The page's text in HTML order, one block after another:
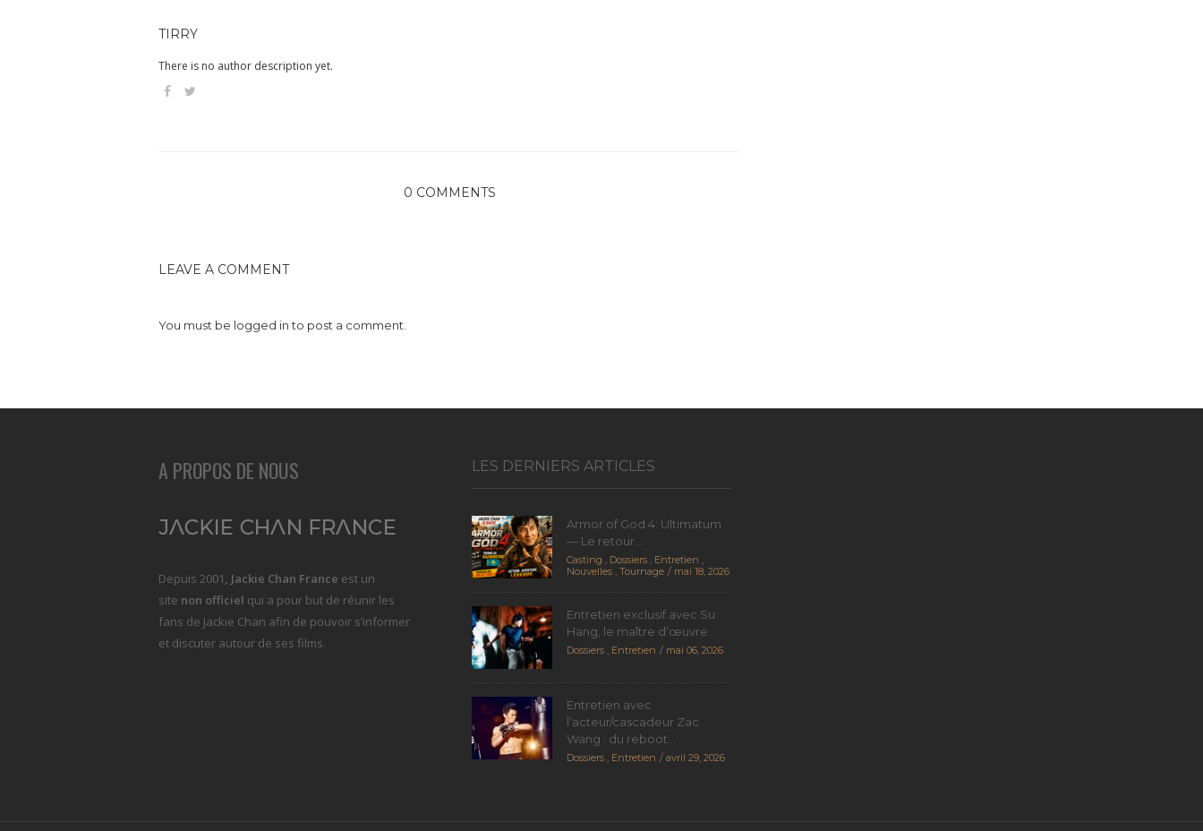
TIRRY
There is no author description yet.
0 COMMENTS
LEAVE A COMMENT
You must be logged into post a comment.
A PROPOS DE NOUS
Depuis 2001, Jackie Chan France est un
site non officiel qui a pour but de réunir les
fans de Jackie Chan afin de pouvoir s’informer
et discuter autour de ses films.
LES DERNIERS ARTICLES
Armor of God 4: Ultimatum
— Le retour...
Casting Dossiers Entretien
Nouvelles Tournage mai 18, 2026
Entretien exclusif avec Su
Hang, le maître d’œuvre...
Dossiers Entretien mai 06, 2026
Entretien avec
l’acteur/cascadeur Zac
Wang : du reboot...
Dossiers Entretien avril 29, 2026